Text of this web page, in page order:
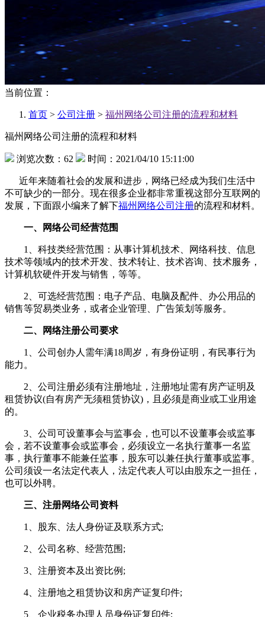
当前位置：
首页 > 公司注册 > 福州网络公司注册的流程和材料
福州网络公司注册的流程和材料
浏览次数：62 时间：2021/04/10 15:11:00
近年来随着社会的发展和进步，网络已经成为我们生活中
不可缺少的一部分。现在很多企业都非常重视这部分互联网的
发展，下面跟小编来了解下福州网络公司注册的流程和材料。
一、网络公司经营范围
1、科技类经营范围：从事计算机技术、网络科技、信息
技术等领域内的技术开发、技术转让、技术咨询、技术服务，
计算机软硬件开发与销售，等等。
2、可选经营范围：电子产品、电脑及配件、办公用品的
销售等贸易类业务，或者企业管理、广告策划等服务。
二、网络注册公司要求
1、公司创办人需年满18周岁，有身份证明，有民事行为
能力。
2、公司注册必须有注册地址，注册地址需有房产证明及
租赁协议(自有房产无须租赁协议)，且必须是商业或工业用途
的。
3、公司可设董事会与监事会，也可以不设董事会或监事
会，若不设董事会或监事会，必须设立一名执行董事一名监
事，执行董事不能兼任监事，股东可以兼任执行董事或监事。
公司须设一名法定代表人，法定代表人可以由股东之一担任，
也可以外聘。
三、注册网络公司资料
1、股东、法人身份证及联系方式;
2、公司名称、经营范围;
3、注册资本及出资比例;
4、注册地之租赁协议和房产证复印件;
5、企业税务办理人员身份证复印件;